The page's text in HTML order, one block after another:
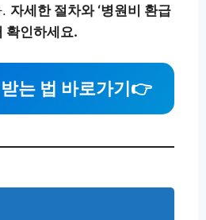
자세한 절차와 ‘병원비 환급
확인하세요.
는 법 바로가기👉